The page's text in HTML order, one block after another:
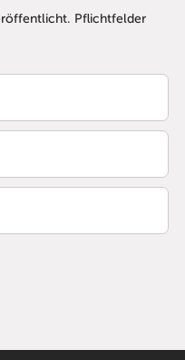
Pflichtfelder